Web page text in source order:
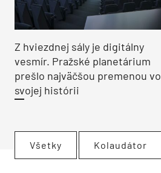
Z hviezdnej sály je digitálny
vesmír. Pražské planetárium
prešlo najväčšou premenou vo
svojej histórii
Všetky Kolaudátor